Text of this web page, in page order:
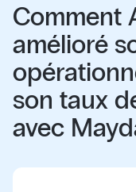
Comment
amélioré
son taux
avec